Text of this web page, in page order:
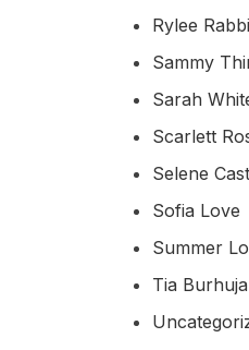
Rylee
Sammy
Sarah
Scarlett
Selene
Sofia Love
Summer
Tia Burhuja